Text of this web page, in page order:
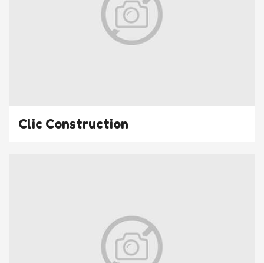
Clic Construction